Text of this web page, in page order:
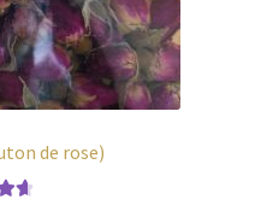
de rose)